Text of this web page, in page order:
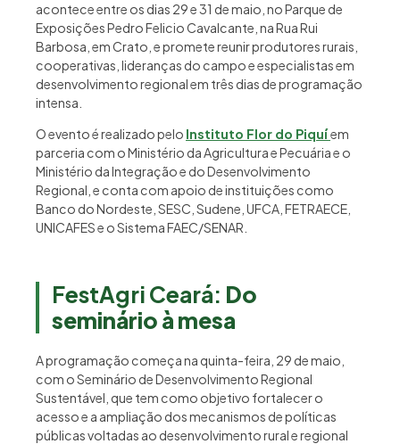
acontece entre os dias 29 e 31 de maio, no Parque de
Exposições Pedro Felicio Cavalcante, na Rua Rui
Barbosa, em Crato, e promete reunir produtores rurais,
cooperativas, lideranças do campo e especialistas em
desenvolvimento regional em três dias de programação
intensa.
O evento é realizado pelo Instituto Flor do Piquíem
parceria com o Ministério da Agricultura e Pecuária e o
Ministério da Integração e do Desenvolvimento
Regional, e conta com apoio de instituições como
Banco do Nordeste, SESC, Sudene, UFCA, FETRAECE,
UNICAFES e o Sistema FAEC/SENAR.
FestAgri Ceará: Do
seminário à mesa
A programação começa na quinta-feira, 29 de maio,
com o Seminário de Desenvolvimento Regional
Sustentável, que tem como objetivo fortalecer o
acesso e a ampliação dos mecanismos de políticas
públicas voltadas ao desenvolvimento rural e regional